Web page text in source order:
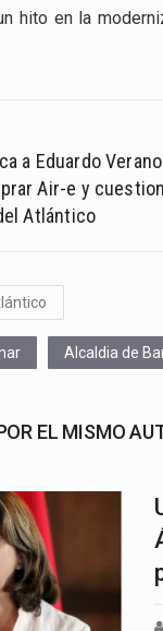
hito en la
a Eduardo Verano
Air-e y
Atlántico
Alcaldia de
EL MISMO